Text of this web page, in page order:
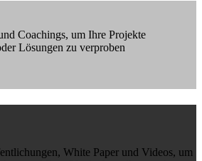
Coachings, um Ihre Projekte
Lösungen zu verproben
White Paper und Videos, um